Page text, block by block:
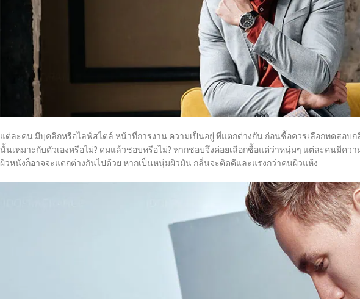
แต่ละคน มีบุคลิกหรือไลฟ์สไตล์ หน้าที่การงาน ความเป็นอยู่ ที่แตกต่างกัน ก่อนซื้อควรเลือกทดสอบ
นั้นเหมาะกับตัวเองหรือไม่? ดมแล้วชอบหรือไม่? หากชอบจึงค่อยเลือกซื้อแต่ว่าหนุ่มๆ แต่ละคนมีคว
ผิวหนังก็อาจจะแตกต่างกันไปด้วย หากเป็นหนุ่มผิวมัน กลิ่นจะติดดีและแรงกว่าคนผิวแห้ง